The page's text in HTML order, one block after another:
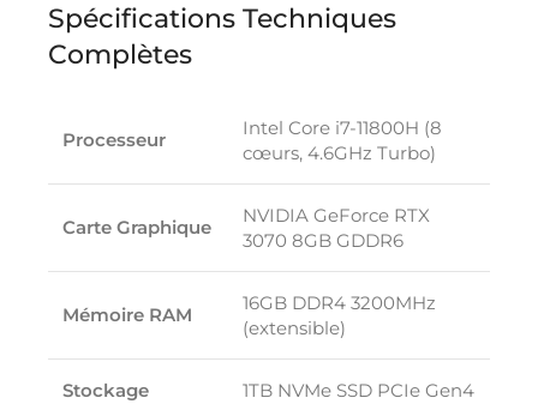
Spécifications Techniques
Complètes
Processeur
Intel Core i7-11800H (8
cœurs, 4.6GHz Turbo)
Carte Graphique
NVIDIA GeForce RTX
3070 8GB GDDR6
Mémoire RAM
16GB DDR4 3200MHz
(extensible)
Stockage 1TB NVMe SSD PCIe Gen4